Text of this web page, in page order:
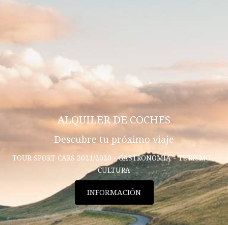
ALQUILER DE COCHES
Descubre tu próximo viaje
TOUR SPORT CARS 2021/2020 - GASTRONOMÍA - TURISMO -
CULTURA
INFORMACIÓN